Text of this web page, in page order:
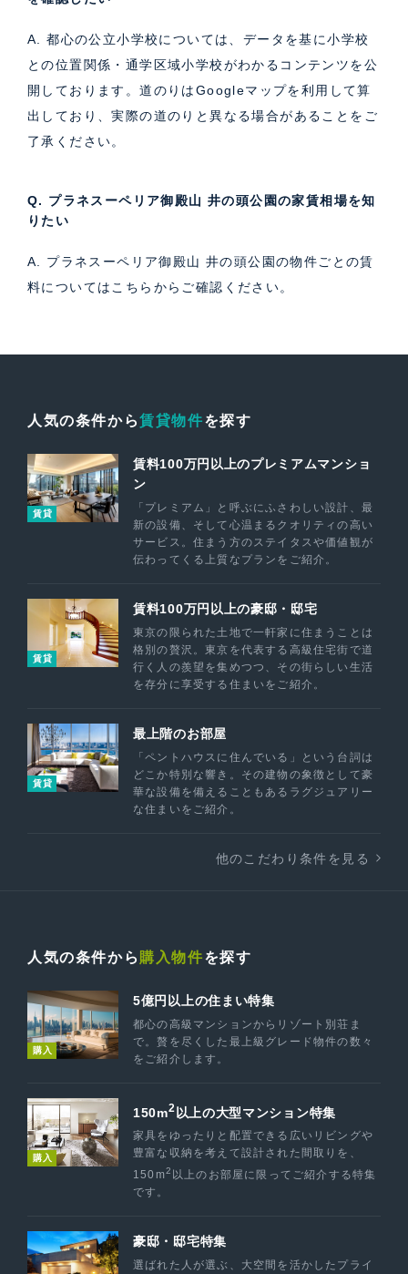
A. 都心の公立小学校については、データを基に小学校
との位置関係・通学区域小学校がわかるコンテンツを公
開しております。道のりはGoogleマップを利用して算
出しており、実際の道のりと異なる場合があることをご
了承ください。
Q. プラネスーペリア御殿山 井の頭公園の家賃相場を知
りたい
A. プラネスーペリア御殿山 井の頭公園の物件ごとの賃
料については こちら からご確認ください。
人気の条件から賃貸物件を探す
賃貸
賃料100万円以上のプレミアムマンショ
ン
「プレミアム」と呼ぶにふさわしい設計、最
新の設備、そして心温まるクオリティの高い
サービス。住まう方のステイタスや価値観が
伝わってくる上質なプランをご紹介。
賃貸
賃料100万円以上の豪邸・邸宅
東京の限られた土地で一軒家に住まうことは
格別の贅沢。東京を代表する高級住宅街で道
行く人の羨望を集めつつ、その街らしい生活
を存分に享受する住まいをご紹介。
賃貸
最上階のお部屋
「ペントハウスに住んでいる」という台詞は
どこか特別な響き。その建物の象徴として豪
華な設備を備えることもあるラグジュアリー
な住まいをご紹介。
他のこだわり条件を見る
人気の条件から 購入物件を探す
購入
5億円以上の住まい特集
都心の高級マンションからリゾート別荘ま
で。贅を尽くした最上級グレード物件の数々
をご紹介します。
購入
150m2 以上の大型マンション特集
家具をゆったりと配置できる広いリビングや
豊富な収納を考えて設計された間取りを、
150m2 以上のお部屋に限ってご紹介する特集
です。
豪邸・邸宅特集
選ばれた人が選ぶ、大空間を活かしたプライ